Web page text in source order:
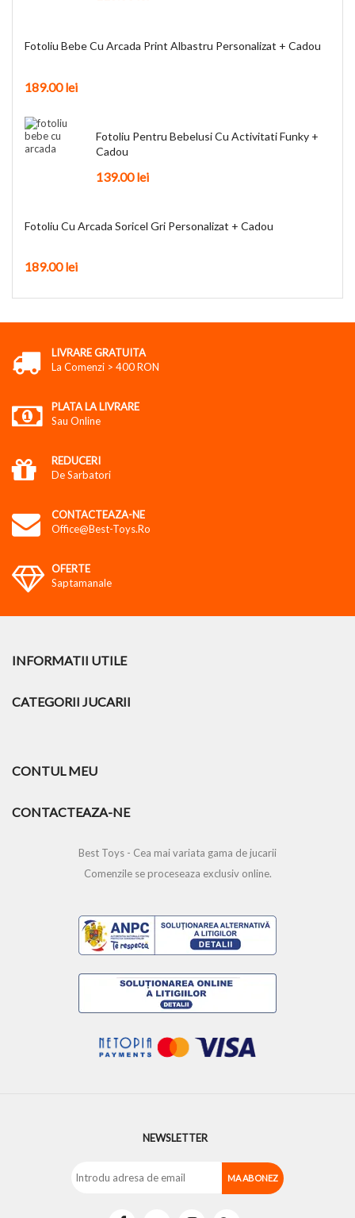
Fotoliu Bebe Cu Arcada Print Albastru Personalizat + Cadou
189.00lei
Fotoliu Pentru Bebelusi Cu Activitati Funky +
Cadou
139.00lei
Fotoliu Cu Arcada Soricel Gri Personalizat + Cadou
189.00lei
LIVRARE GRATUITA
La Comenzi > 400 RON
PLATA LA LIVRARE
Sau Online
REDUCERI
De Sarbatori
CONTACTEAZA-NE
Office@best-Toys.ro
OFERTE
Saptamanale
INFORMATII UTILE
CATEGORII JUCARII
CONTUL MEU
CONTACTEAZA-NE
Best Toys - Cea mai variata gama de jucarii
Comenzile se proceseaza exclusiv online.
NEWSLETTER